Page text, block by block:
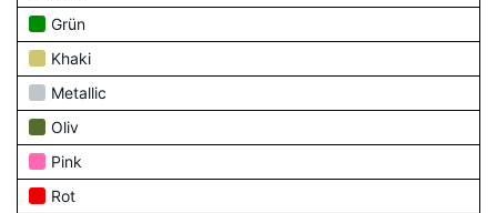
Grün
Khaki
Metallic
Oliv
Pink
Rot